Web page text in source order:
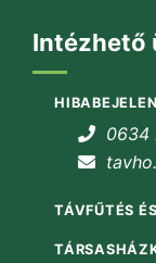
Intézhető
0634
TÁVFŰTÉS